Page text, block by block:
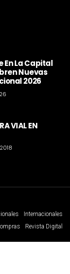
En La Capital
Nuevas
2026
VIAL EN
Internacionales
Revista Digital